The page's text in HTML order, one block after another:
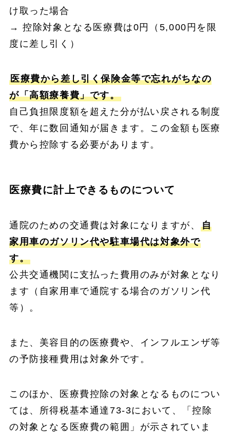
け取った場合
→ 控除対象となる医療費は0円（5,000円を限
度に差し引く）
医療費から差し引く保険金等で忘れがちなの
が「高額療養費」です。
自己負担限度額を超えた分が払い戻される制度
で、年に数回通知が届きます。この金額も医療
費から控除する必要があります。
医療費に計上できるものについて
通院のための交通費は対象になりますが、 自
家用車のガソリン代や駐車場代は対象外で
す。
公共交通機関に支払った費用のみが対象となり
ます（自家用車で通院する場合のガソリン代
等）。
また、美容目的の医療費や、インフルエンザ等
の予防接種費用は対象外です。
このほか、医療費控除の対象となるものについ
ては、所得税基本通達73-3において、「控除
の対象となる医療費の範囲」が示されていま